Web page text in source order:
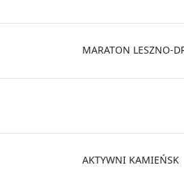
MARATON LESZNO-
AKTYWNI KAMIEŃSK